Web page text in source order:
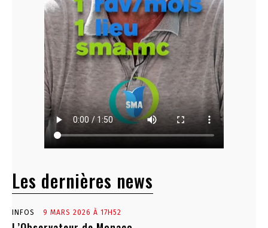
Les dernières news
INFOS 9 MARS 2026 À 17H52